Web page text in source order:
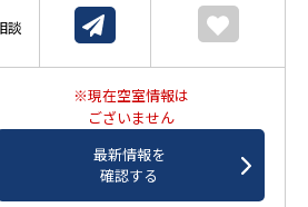
談
※現在空室情報は
ございません
最新情報を
確認する